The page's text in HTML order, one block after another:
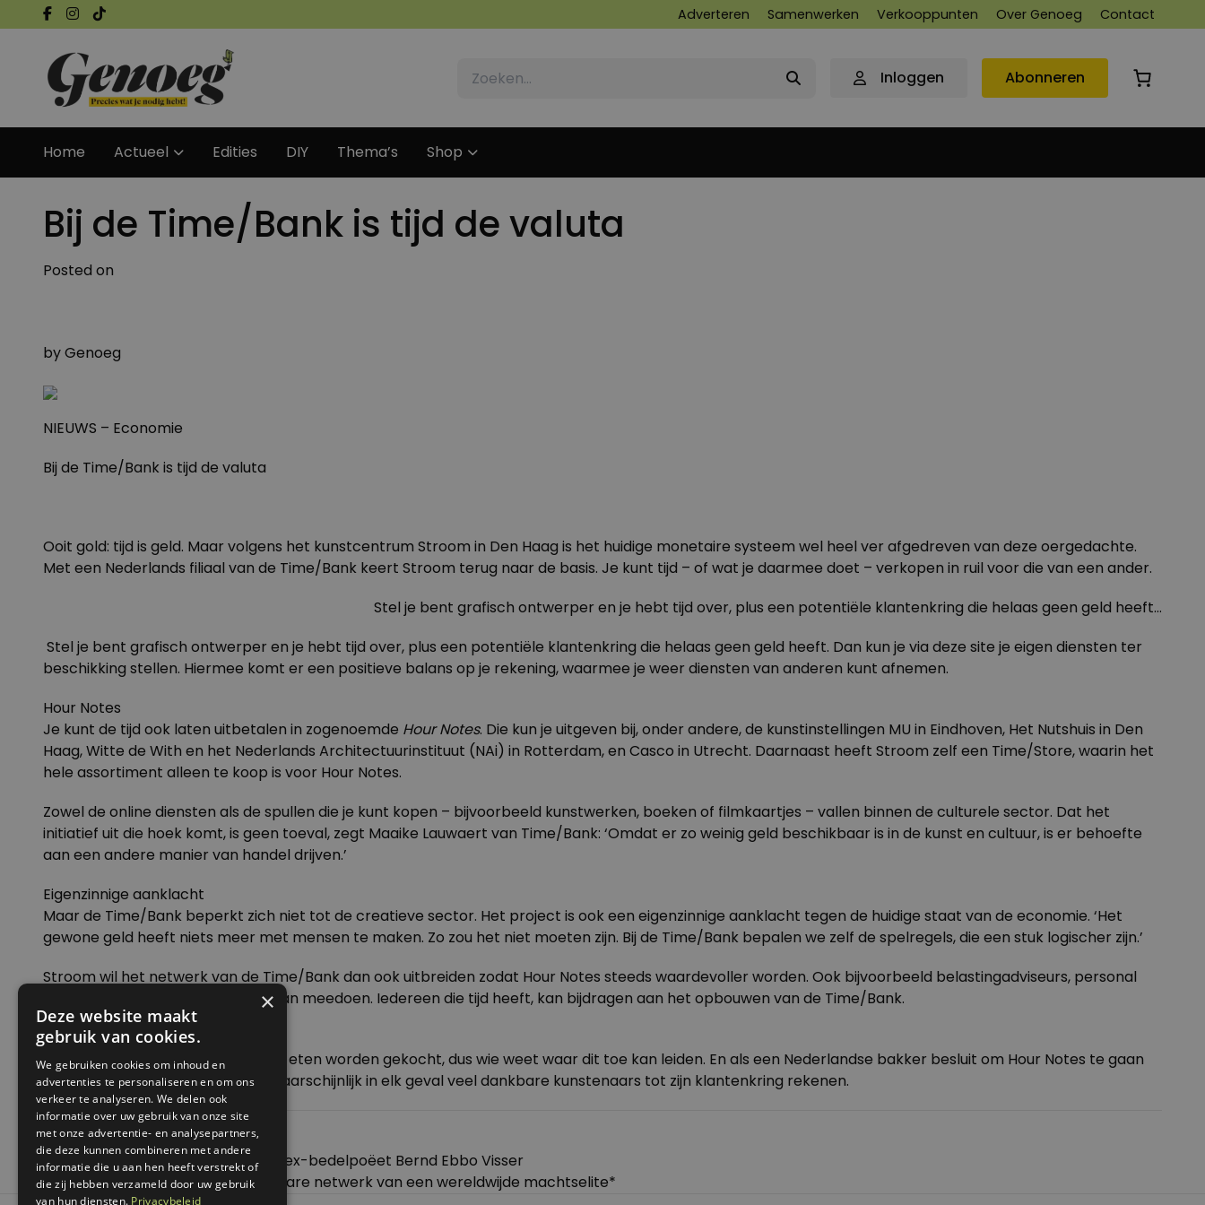
Adverteren Samenwerken Verkooppunten Over Genoeg Contact
Inloggen Abonneren
Home Actueel Edities DIY Thema’s Shop
Bij de Time/Bank is tijd de valuta
Posted on
byGenoeg
NIEUWS – Economie
Bij de Time/Bank is tijd de valuta
Ooit gold: tijd is geld. Maar volgens het kunstcentrum Stroom in Den Haag is het huidige monetaire systeem wel heel ver afgedreven van deze oergedachte.
Met een Nederlands filiaal van de Time/Bank keert Stroom terug naar de basis. Je kunt tijd – of wat je daarmee doet – verkopen in ruil voor die van een ander.
Stel je bent grafisch ontwerper en je hebt tijd over, plus een potentiële klantenkring die helaas geen geld heeft…
Stel je bent grafisch ontwerper en je hebt tijd over, plus een potentiële klantenkring die helaas geen geld heeft. Dan kun je via deze site je eigen diensten ter
beschikking stellen. Hiermee komt er een positieve balans op je rekening, waarmee je weer diensten van anderen kunt afnemen.
Hour Notes
Je kunt de tijd ook laten uitbetalen in zogenoemde Hour Notes. Die kun je uitgeven bij, onder andere, de kunstinstellingen MU in Eindhoven, Het Nutshuis in Den
Haag,Witte de With en het Nederlands Architectuurinstituut (NAi) in Rotterdam, en Casco in Utrecht. Daarnaast heeft Stroom zelf een Time/Store, waarin het
hele assortiment alleen te koop is voor Hour Notes.
Zowel de online diensten als de spullen die je kunt kopen – bijvoorbeeld kunstwerken, boeken of filmkaartjes – vallen binnen de culturele sector. Dat het
initiatief uit die hoek komt, is geen toeval, zegt Maaike Lauwaert van Time/Bank: ‘Omdat er zo weinig geld beschikbaar is in de kunst en cultuur, is er behoefte
aan een andere manier van handel drijven.’
Eigenzinnige aanklacht
Maar de Time/Bank beperkt zich niet tot de creatieve sector. Het project is ook een eigenzinnige aanklacht tegen de huidige staat van de economie. ‘Het
gewone geld heeft niets meer met mensen te maken. Zo zou het niet moeten zijn. Bij de Time/Bank bepalen we zelf de spelregels, die een stuk logischer zijn.’
Stroom wil het netwerk van de Time/Bank dan ook uitbreiden zodat Hour Notes steeds waardevoller worden. Ook bijvoorbeeld belastingadviseurs, personal
coaches en pedicures mogen eraan meedoen. Iedereen die tijd heeft, kan bijdragen aan het opbouwen van de Time/Bank.
Bakker
In New York kan met Hour Notes al eten worden gekocht, dus wie weet waar dit toe kan leiden. En als een Nederlandse bakker besluit om Hour Notes te gaan
accepteren, mag hij binnenkort waarschijnlijk in elk geval veel dankbare kunstenaars tot zijn klantenkring rekenen.
Posted inEconomie,Nieuws
Bericht
navigatie
Previous: Nooit meer e-mails voor ex-bedelpoëet Bernd Ebbo Visser
Next: De superklasse. Het onzichtbare netwerk van een wereldwijde machtselite*
×
Deze website maakt
gebruik van cookies.
We gebruiken cookies om inhoud en
advertenties te personaliseren en om ons
verkeer te analyseren. We delen ook
informatie over uw gebruik van onze site
met onze advertentie- en analysepartners,
die deze kunnen combineren met andere
informatie die u aan hen heeft verstrekt of
die zij hebben verzameld door uw gebruik
van hun diensten. Privacybeleid